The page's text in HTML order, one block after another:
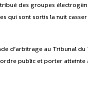
des groupes
qui sont sortis la nuit
d’arbitrage au Tribunal
public et porter atteinte